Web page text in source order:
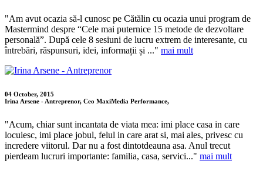
"Am avut ocazia să-l cunosc pe Cătălin cu ocazia unui program de
Mastermind despre “Cele mai puternice 15 metode de dezvoltare
personală”. După cele 8 sesiuni de lucru extrem de interesante, cu
întrebări, răspunsuri, idei, informații și ..." mai mult
04 October, 2015
Irina Arsene - Antreprenor, Ceo MaxiMedia Performance,
"Acum, chiar sunt incantata de viata mea: imi place casa in care
locuiesc, imi place jobul, felul in care arat si, mai ales, privesc cu
incredere viitorul. Dar nu a fost dintotdeauna asa. Anul trecut
pierdeam lucruri importante: familia, casa, servici..." mai mult